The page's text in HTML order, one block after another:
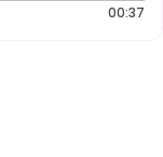
00:37